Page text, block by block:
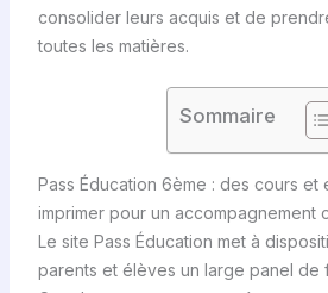
consolider leurs acquis et de
toutes les matières.
Sommaire
Pass Éducation 6ème : des cours et
imprimer pour un accompagnement
Le site Pass Éducation met à
parents et élèves un large panel de